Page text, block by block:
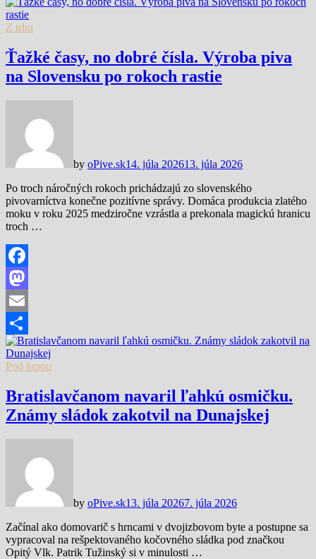
Share
Z trhu
Ťažké časy, no dobré čísla. Výroba piva
na Slovensku po rokoch rastie
by oPive.sk14. júla 202613. júla 2026
Po troch náročných rokoch prichádzajú zo slovenského
pivovarníctva konečne pozitívne správy. Domáca produkcia zlatého
moku v roku 2025 medziročne vzrástla a prekonala magickú hranicu
troch …
Facebook
Mastodon
Email
Share
Pod lupou
Bratislavčanom navaril ľahkú osmičku.
Známy sládok zakotvil na Dunajskej
by oPive.sk13. júla 20267. júla 2026
Začínal ako domovarič s hrncami v dvojizbovom byte a postupne sa
vypracoval na rešpektovaného kočovného sládka pod značkou
Opitý Vlk. Patrik Tužinský si v minulosti …